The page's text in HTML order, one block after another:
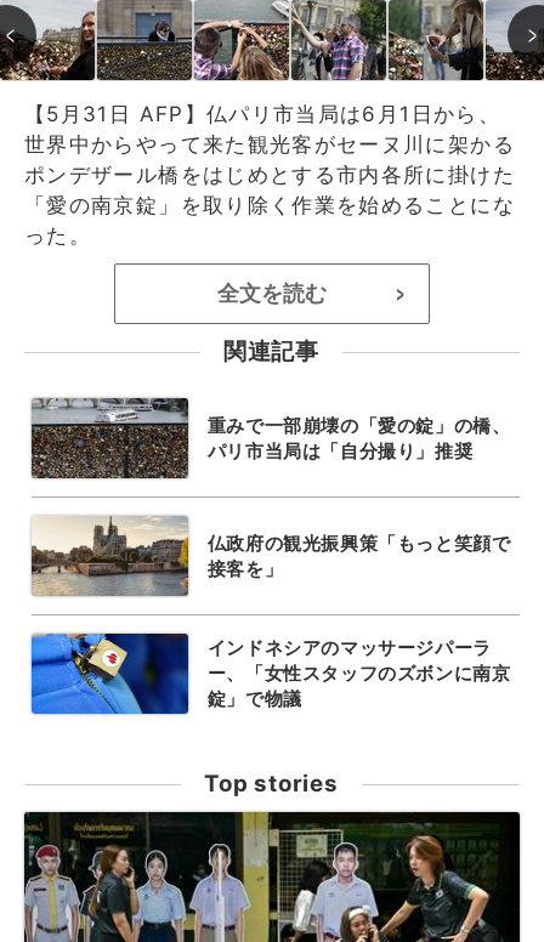
【5月31日 AFP】仏パリ市当局は6月1日から、
世界中からやって来た観光客がセーヌ川に架かる
ポンデザール橋をはじめとする市内各所に掛けた
「愛の南京錠」を取り除く作業を始めることにな
った。
全文を読む >
関連記事
重みで一部崩壊の「愛の錠」の橋、
パリ市当局は「自分撮り」推奨
仏政府の観光振興策「もっと笑顔で
接客を」
インドネシアのマッサージパーラ
ー、「女性スタッフのズボンに南京
錠」で物議
Top stories